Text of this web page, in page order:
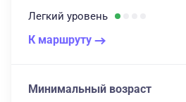
Легкий уровень
К маршруту
Минимальный возраст